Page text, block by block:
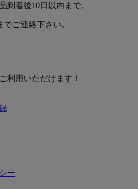
到着後10日以内まで。
でご連絡下さい。
利用いただけます！
ー